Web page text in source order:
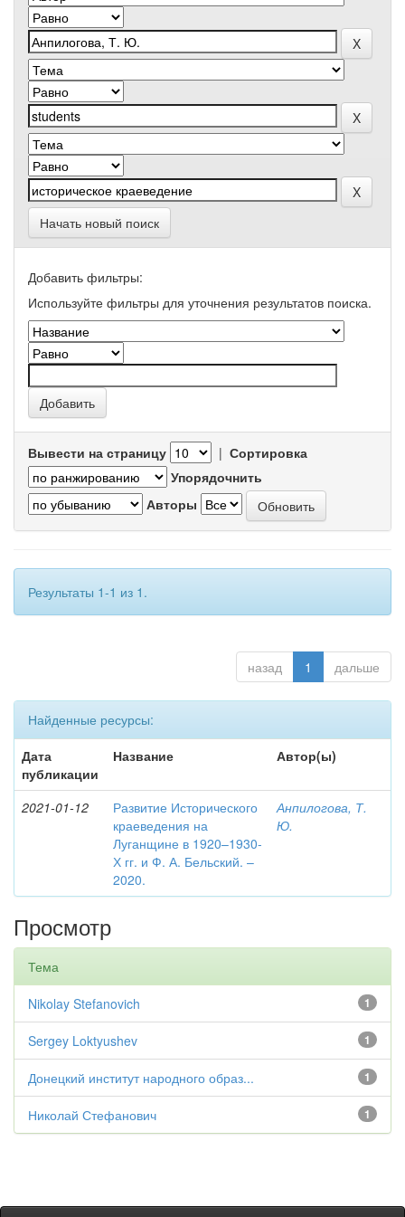
Начать новый поиск
Добавить фильтры:
Используйте фильтры для уточнения результатов поиска.
Вывести на страницу | Сортировка
Упорядочнить
Авторы
Результаты 1-1 из 1.
назад 1 дальше
Найденные ресурсы:
Дата
публикации
Название Автор(ы)
2021-01-12
Развитие Исторического
краеведения на
Луганщине в 1920–1930-
Х гг. и Ф. А. Бельский. –
2020.
Анпилогова, Т.
Ю.
Просмотр
Тема
1
Nikolay Stefanovich
1
Sergey Loktyushev
1
Донецкий институт народного образ...
1
Николай Стефанович